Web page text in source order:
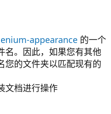
appearance 的一个
名。因此，如果您有其他
您的文件夹以匹配现有的
文档进行操作